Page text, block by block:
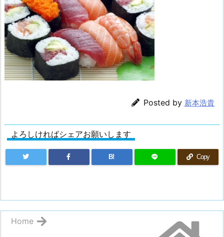
Posted by 新本浩貴
よろしければシェアお願いします
B! Copy
Home